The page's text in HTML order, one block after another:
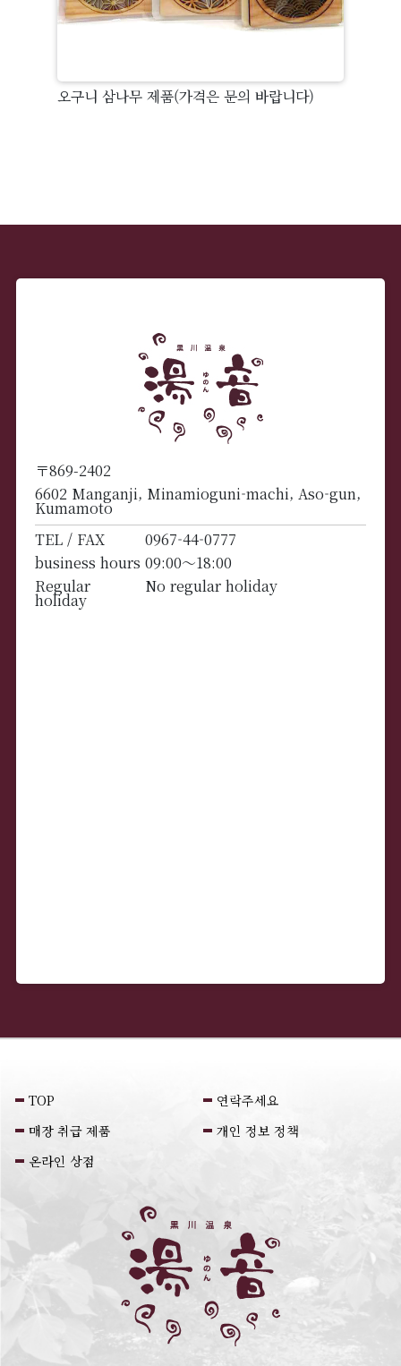
기
오구니 삼나무 제품(가격은 문의 바랍니다)
〒869-2402
6602 Manganji, Minamioguni-machi, Aso-gun,
Kumamoto
TEL / FAX
0967-44-0777
business hours 09:00～18:00
Regular
holiday
No regular holiday
TOP
매장 취급 제품
온라인 상점
연락주세요
개인 정보 정책